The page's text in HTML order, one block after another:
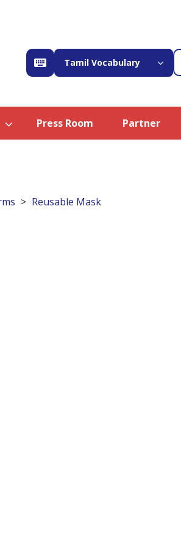
Tamil Vocabulary
Press Room Partner
Reusable Mask